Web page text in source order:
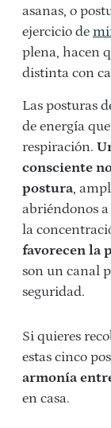
asanas, o
ejercicio de
plena, hacen
distinta con
Las posturas
de energía
respiración.
consciente
postura,
abriéndonos a
la
favorecen la
son un canal
seguridad.
Si quieres
estas cinco
armonía
en casa.